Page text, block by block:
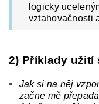
logicky
vztahovačnosti
2) Příklady užití
Jak si na něj
začne mě